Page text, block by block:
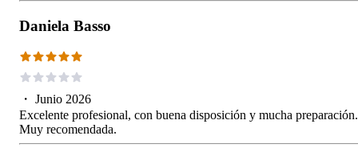
Daniela Basso
・ Junio 2026
Excelente profesional, con buena disposición y mucha preparación.
Muy recomendada.